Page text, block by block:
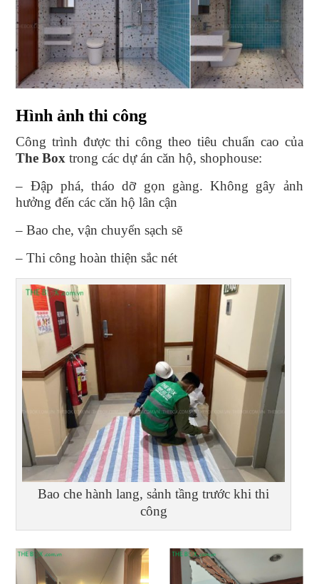
Hình ảnh thi công
Công trình được thi công theo tiêu chuẩn cao của
The Box trong các dự án căn hộ, shophouse:
– Đập phá, tháo dỡ gọn gàng. Không gây ảnh
hưởng đến các căn hộ lân cận
– Bao che, vận chuyển sạch sẽ
– Thi công hoàn thiện sắc nét
Bao che hành lang, sảnh tầng trước khi thi
công